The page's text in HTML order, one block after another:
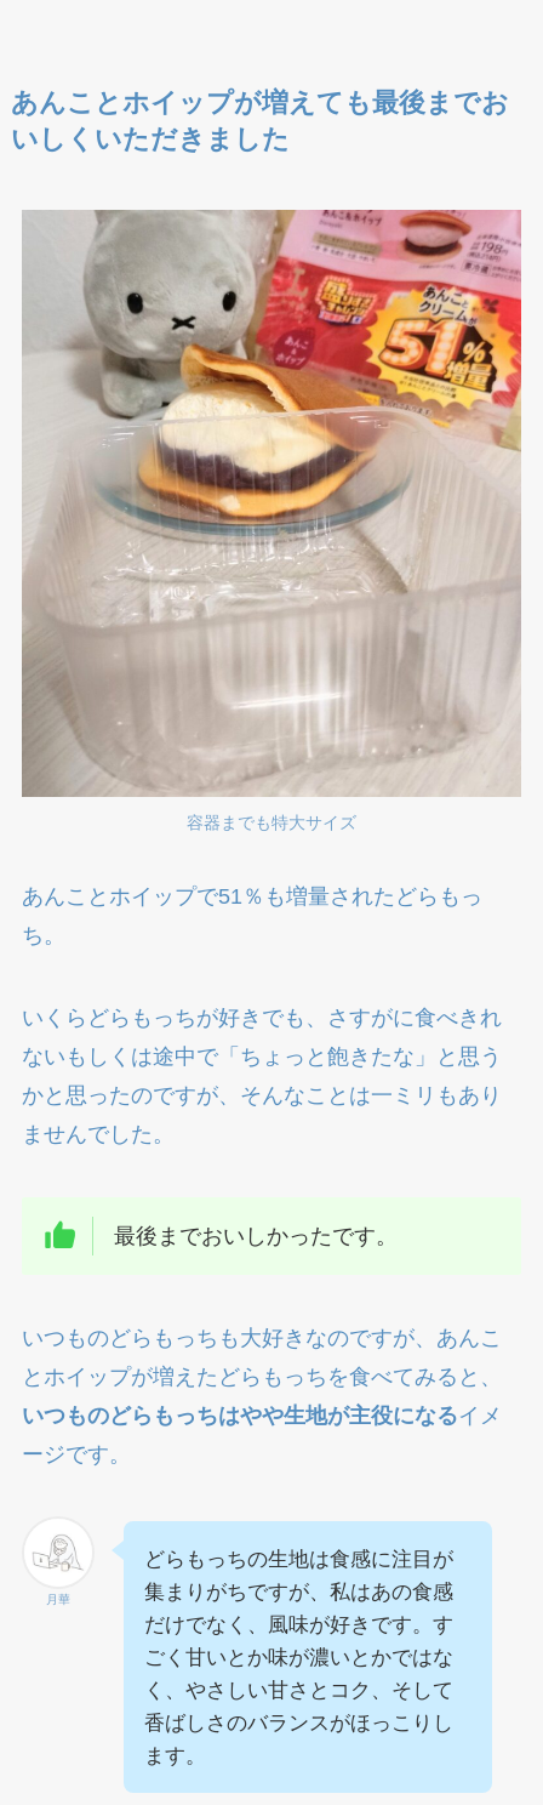
あんことホイップが増えても最後までお
いしくいただきました
容器までも特大サイズ
あんことホイップで51％も増量されたどらもっ
ち。
いくらどらもっちが好きでも、さすがに食べきれ
ないもしくは途中で「ちょっと飽きたな」と思う
かと思ったのですが、そんなことは一ミリもあり
ませんでした。
最後までおいしかったです。
いつものどらもっちも大好きなのですが、あんこ
とホイップが増えたどらもっちを食べてみると、
いつものどらもっちはやや生地が主役になるイメ
ージです。
月華
どらもっちの生地は食感に注目が
集まりがちですが、私はあの食感
だけでなく、風味が好きです。す
ごく甘いとか味が濃いとかではな
く、やさしい甘さとコク、そして
香ばしさのバランスがほっこりし
ます。